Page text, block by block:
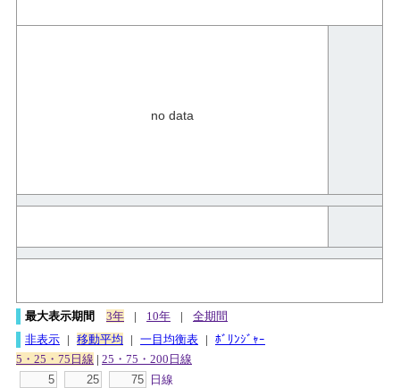
no data
最大表示期間 3年 | 10年 |
全期間
非表示 | 移動平均 | 一目均衡表 | ﾎﾞﾘﾝｼﾞｬｰ
5・25・75日線 | 25・75・200日線
日線